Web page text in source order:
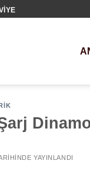
YAYINLANDI